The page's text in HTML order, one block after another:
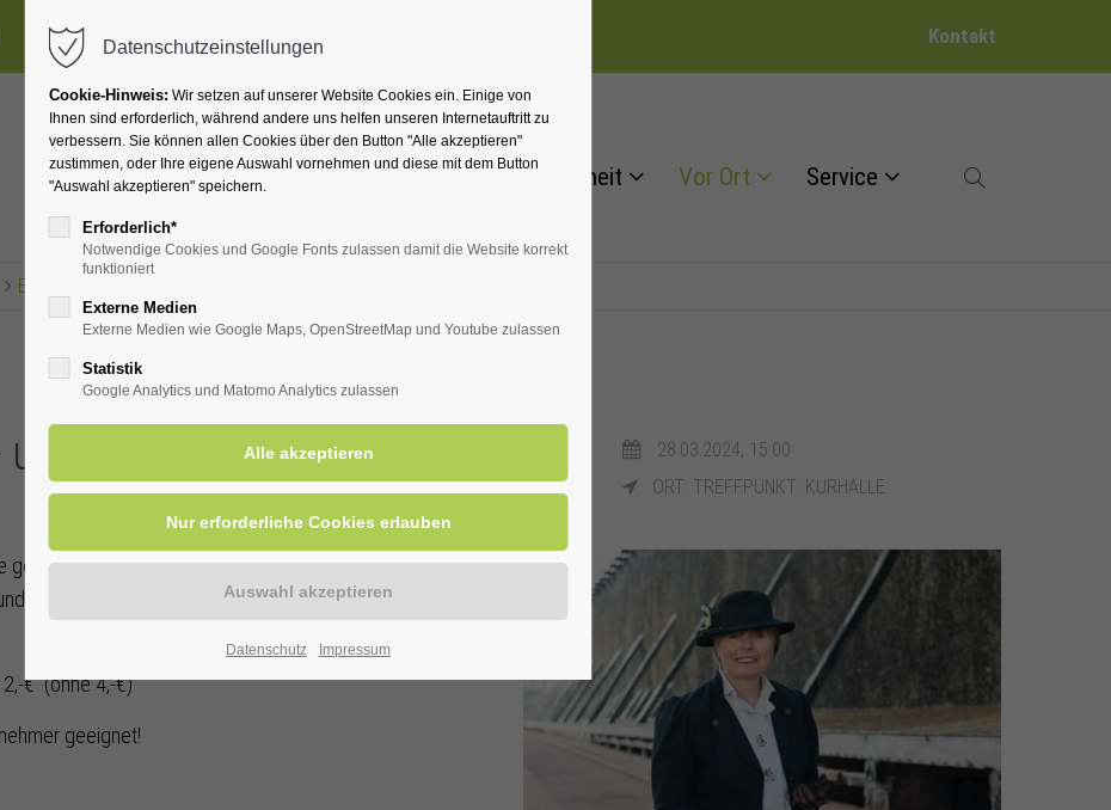
info@badwesternkotten.de Kontakt
Ihr Heilbad Übernachten Für Ihre Gesundheit Vor Ort Service
Eventsreader (Timeline)
Ortsführung
28.03.2024, 15:00
ORT: TREFFPUNKT: KURHALLE
Bad Westernkötterin Heilbad-Geschichte
humorvoll gestaltet Sie ihre Ortsführungen und
€ (ohne 4,-€)
geeignet!
Datenschutzeinstellungen
Cookie-Hinweis: Wir setzen auf unserer Website Cookies ein. Einige von
Ihnen sind erforderlich, während andere uns helfen unseren Internetauftritt zu
verbessern. Sie können allen Cookies über den Button "Alle akzeptieren"
zustimmen, oder Ihre eigene Auswahl vornehmen und diese mit dem Button
"Auswahl akzeptieren" speichern.
Erforderlich*
Notwendige Cookies und Google Fonts zulassen damit die Website korrekt
funktioniert
Externe Medien
Externe Medien wie Google Maps, OpenStreetMap und Youtube zulassen
Statistik
Google Analytics und Matomo Analytics zulassen
Datenschutz Impressum